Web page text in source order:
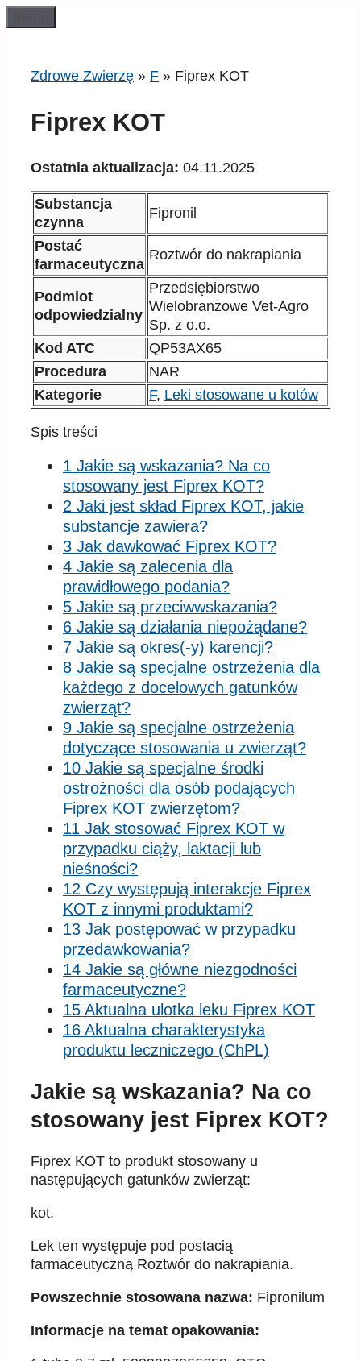
do
Zdrowe Zwierzę » F » Fiprex KOT
Fiprex KOT
Ostatnia aktualizacja: 04.11.2025
Substancja
czynna
Fipronil
Postać
farmaceutyczna
Roztwór do nakrapiania
Podmiot
odpowiedzialny
Przedsiębiorstwo
Wielobranżowe Vet-Agro
Sp. z o.o.
Kod ATC
QP53AX65
Procedura
NAR
Kategorie
F, Leki stosowane u kotów
Spis treści
1 Jakie są wskazania? Na co
stosowany jest Fiprex KOT?
2 Jaki jest skład Fiprex KOT, jakie
substancje zawiera?
3 Jak dawkować Fiprex KOT?
4 Jakie są zalecenia dla
prawidłowego podania?
5 Jakie są przeciwwskazania?
6 Jakie są działania niepożądane?
7 Jakie są okres(-y) karencji?
8 Jakie są specjalne ostrzeżenia dla
każdego z docelowych gatunków
zwierząt?
9 Jakie są specjalne ostrzeżenia
dotyczące stosowania u zwierząt?
10 Jakie są specjalne środki
ostrożności dla osób podających
Fiprex KOT zwierzętom?
11 Jak stosować Fiprex KOT w
przypadku ciąży, laktacji lub
nieśności?
12 Czy występują interakcje Fiprex
KOT z innymi produktami?
13 Jak postępować w przypadku
przedawkowania?
14 Jakie są główne niezgodności
farmaceutyczne?
15 Aktualna ulotka leku Fiprex KOT
16 Aktualna charakterystyka
produktu leczniczego (ChPL)
Jakie są wskazania? Na co
stosowany jest Fiprex KOT?
Fiprex KOT to produkt stosowany u
następujących gatunków zwierząt:
kot.
Lek ten występuje pod postacią
farmaceutyczną Roztwór do nakrapiania.
Powszechnie stosowana nazwa: Fipronilum
Informacje na temat opakowania: